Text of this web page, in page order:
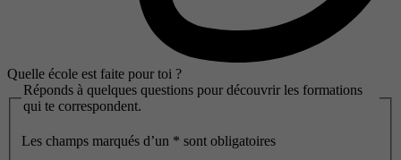
Quelle école est faite pour toi ?
Réponds à quelques questions pour découvrir les formations
qui te correspondent.
Les champs marqués d’un * sont obligatoires